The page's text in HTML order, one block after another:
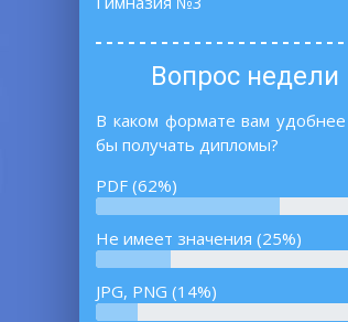
Вопрос недели
В каком формате вам
бы получать дипломы?
PDF (62%)
Не имеет значения (25%)
JPG, PNG (14%)